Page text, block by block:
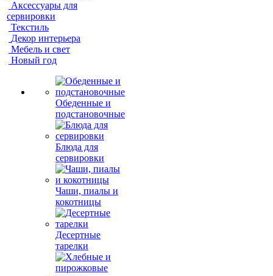
Аксессуары для
сервировки
Текстиль
Декор интерьера
Мебель и свет
Новый год
Обеденные и
подстановочные
Блюда для
сервировки
Чаши, пиалы и
кокотницы
Десертные
тарелки